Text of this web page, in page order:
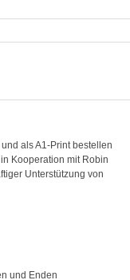
als A1-Print bestellen
Kooperation mit Robin
Unterstützung von
und Enden